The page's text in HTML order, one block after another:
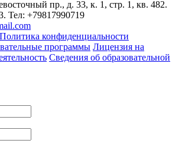
пр., д. 33, к. 1, стр. 1, кв. 482.
Тел: +79817990719
Политика конфиденциальности
программы Лицензия на
Сведения об образовательной